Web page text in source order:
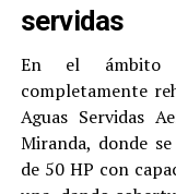
servidas
En el ámbito
completamente
Aguas Servidas
Miranda, donde
de 50 HP con